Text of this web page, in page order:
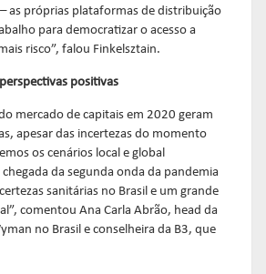
as próprias plataformas de distribuição
para democratizar o acesso a
risco”, falou Finkelsztain.
positivas
mercado de capitais em 2020 geram
apesar das incertezas do momento
os cenários local e global
da segunda onda da pandemia
sanitárias no Brasil e um grande
comentou Ana Carla Abrão, head da
no Brasil e conselheira da B3, que